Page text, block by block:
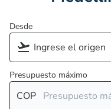
Desde
Presupuesto máximo
COP